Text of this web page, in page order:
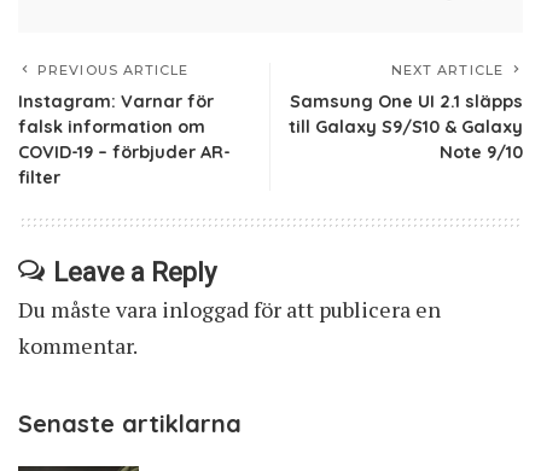
PREVIOUS ARTICLE
Instagram: Varnar för
falsk information om
COVID-19 – förbjuder AR-
filter
NEXT ARTICLE
Samsung One UI 2.1 släpps
till Galaxy S9/S10 & Galaxy
Note 9/10
Leave a Reply
Du måste vara inloggadför att publicera en
kommentar.
Senaste artiklarna